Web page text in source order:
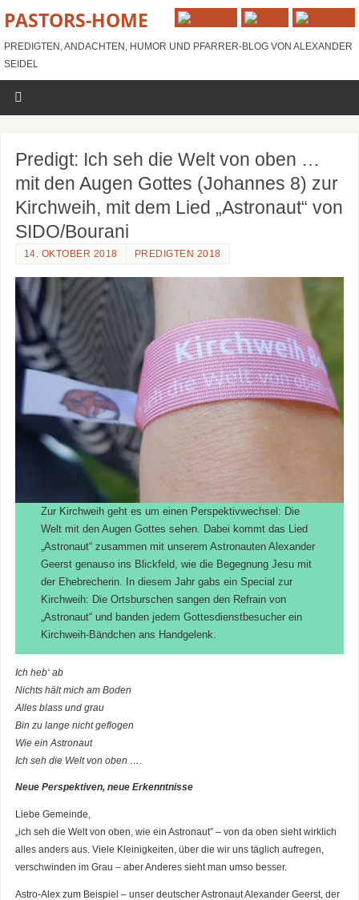
PASTORS-HOME
PREDIGTEN, ANDACHTEN, HUMOR UND PFARRER-BLOG VON ALEXANDER
SEIDEL
Predigt: Ich seh die Welt von oben …
mit den Augen Gottes (Johannes 8) zur
Kirchweih, mit dem Lied „Astronaut“ von
SIDO/Bourani
14. OKTOBER 2018 PREDIGTEN 2018
Zur Kirchweih geht es um einen Perspektivwechsel: Die
Welt mit den Augen Gottes sehen. Dabei kommt das Lied
„Astronaut“ zusammen mit unserem Astronauten Alexander
Geerst genauso ins Blickfeld, wie die Begegnung Jesu mit
der Ehebrecherin. In diesem Jahr gabs ein Special zur
Kirchweih: Die Ortsburschen sangen den Refrain von
„Astronaut“ und banden jedem Gottesdienstbesucher ein
Kirchweih-Bändchen ans Handgelenk.
Ich heb‘ ab
Nichts hält mich am Boden
Alles blass und grau
Bin zu lange nicht geflogen
Wie ein Astronaut
Ich seh die Welt von oben ….
Neue Perspektiven, neue Erkenntnisse
Liebe Gemeinde,
„ich seh die Welt von oben, wie ein Astronaut” – von da oben sieht wirklich
alles anders aus. Viele Kleinigkeiten, über die wir uns täglich aufregen,
verschwinden im Grau – aber Anderes sieht man umso besser.
Astro-Alex zum Beispiel – unser deutscher Astronaut Alexander Geerst, der